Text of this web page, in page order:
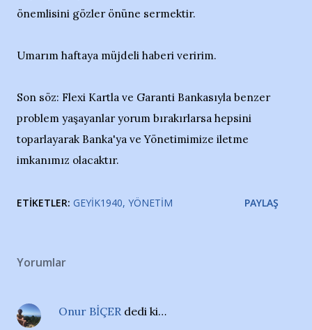
önemlisini gözler önüne sermektir.
Umarım haftaya müjdeli haberi veririm.
Son söz: Flexi Kartla ve Garanti Bankasıyla benzer
problem yaşayanlar yorum bırakırlarsa hepsini
toparlayarak Banka'ya ve Yönetimimize iletme
imkanımız olacaktır.
ETIKETLER: GEYIK1940 YÖNETIM PAYLAŞ
Yorumlar
Onur BİÇER dedi ki…